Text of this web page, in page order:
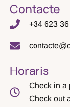
Contacte
+34 623
Horaris
Check in a
Check out